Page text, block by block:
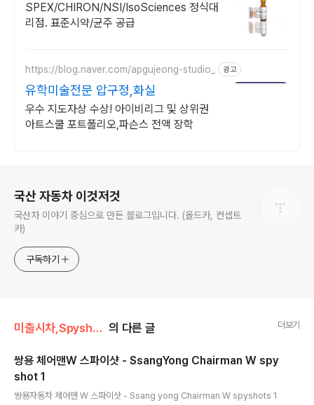
SPEX/CHIRON/NSI/IsoSciences 정식대
리점. 표준시약/균주 공급
https://blog.naver.com/apgujeong-studio_ 광고
유학미술전문 압구정,화실
우수 지도자상 수상! 아이비리그 및 상위권
아트스쿨 포트폴리오,파슨스 전액 장학
국산 자동차 이것저것
국산차 이야기 중심으로 만든 블로그입니다. (올드카, 컨셉트
카)
구독하기
미출시차,Spyshot,위장막/쌍용 SsangYong 의 다른 글 더보기
쌍용 체어맨W 스파이샷 - SsangYong Chairman W spy
shot 1
쌍용자동차 체어맨 W 스파이샷 - Ssang yong Chairman W spyshots 1